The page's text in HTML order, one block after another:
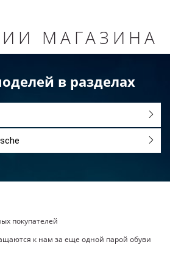
МАГАЗИНА
в разделах
покупателей
к нам за еще одной парой обуви